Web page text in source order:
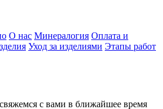
О нас Минералогия Оплата и
Уход за изделиями Этапы работ
с вами в ближайшее время